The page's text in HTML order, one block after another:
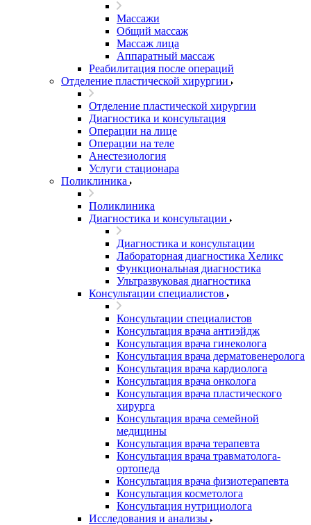
Массажи
Общий массаж
Массаж лица
Аппаратный массаж
Реабилитация после операций
Отделение пластической хирургии
Отделение пластической хирургии
Диагностика и консультация
Операции на лице
Операции на теле
Анестезиология
Услуги стационара
Поликлиника
Поликлиника
Диагностика и консультации
Диагностика и консультации
Лабораторная диагностика Хеликс
Функциональная диагностика
Ультразвуковая диагностика
Консультации специалистов
Консультации специалистов
Консультация врача антиэйдж
Консультация врача гинеколога
Консультация врача дерматовенеролога
Консультация врача кардиолога
Консультация врача онколога
Консультация врача пластического
хирурга
Консультация врача семейной
медицины
Консультация врача терапевта
Консультация врача травматолога-
ортопеда
Консультация врача физиотерапевта
Консультация косметолога
Консультация нутрициолога
Исследования и анализы